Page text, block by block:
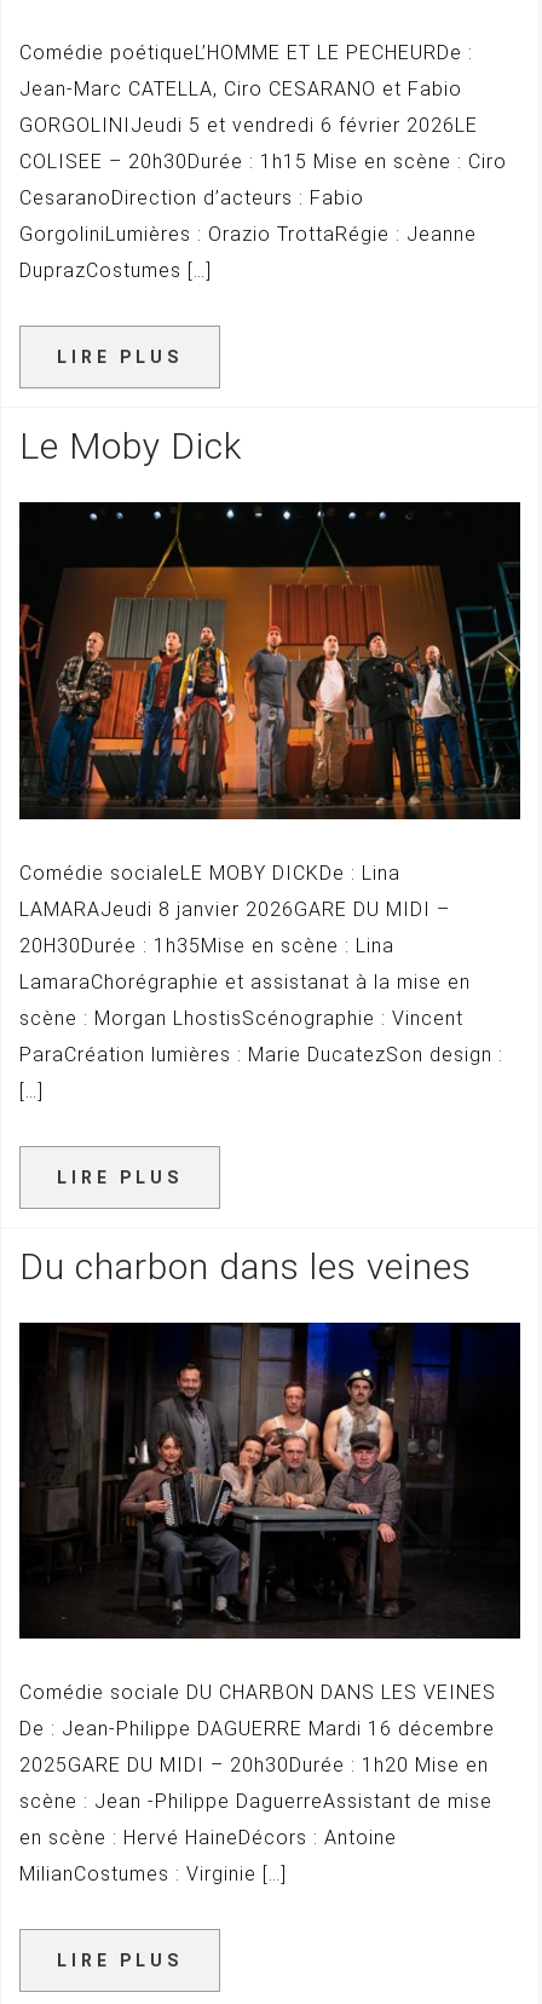
Comédie poétiqueL’HOMME ET LE PECHEURDe :
Jean-Marc CATELLA, Ciro CESARANO et Fabio
GORGOLINIJeudi 5 et vendredi 6 février 2026LE
COLISEE – 20h30Durée : 1h15 Mise en scène : Ciro
CesaranoDirection d’acteurs : Fabio
GorgoliniLumières : Orazio TrottaRégie : Jeanne
DuprazCostumes […]
LIRE PLUS
Le Moby Dick
Comédie socialeLE MOBY DICKDe : Lina
LAMARAJeudi 8 janvier 2026GARE DU MIDI –
20H30Durée : 1h35Mise en scène : Lina
LamaraChorégraphie et assistanat à la mise en
scène : Morgan LhostisScénographie : Vincent
ParaCréation lumières : Marie DucatezSon design :
[…]
LIRE PLUS
Du charbon dans les veines
Comédie sociale DU CHARBON DANS LES VEINES
De : Jean-Philippe DAGUERRE Mardi 16 décembre
2025GARE DU MIDI – 20h30Durée : 1h20 Mise en
scène : Jean -Philippe DaguerreAssistant de mise
en scène : Hervé HaineDécors : Antoine
MilianCostumes : Virginie […]
LIRE PLUS